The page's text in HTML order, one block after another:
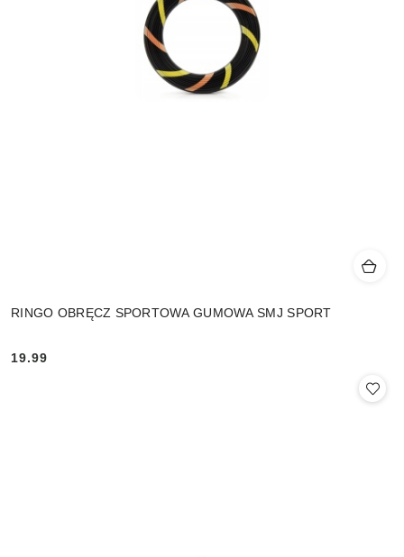
RINGO OBRĘCZ SPORTOWA GUMOWA SMJ SPORT
Cena:
19.99